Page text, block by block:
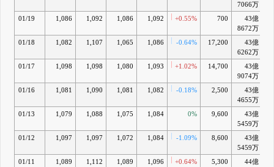
7066万
01/19 1,086 1,092 1,086 1,092 +0.55% 700
43億
8672万
01/18
1,082 1,107 1,065 1,086 -0.64% 17,200
43億
6262万
01/17 1,098 1,098 1,080 1,093 +1.02% 14,700
43億
9074万
01/16
1,081 1,090 1,081 1,082 -0.18% 2,500
43億
4655万
01/13 1,079 1,088 1,075 1,084 0% 9,600
43億
5459万
01/12 1,097 1,097 1,072 1,084 -1.09% 8,600
43億
5459万
01/11 1,089 1,112 1,089 1,096 +0.64% 5,300
44億